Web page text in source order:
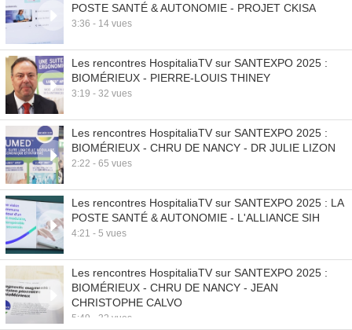
POSTE SANTÉ & AUTONOMIE - PROJET CKISA
3:36 - 14 vues
Les rencontres HospitaliaTV sur SANTEXPO 2025 :
BIOMÉRIEUX - PIERRE-LOUIS THINEY
3:19 - 32 vues
Les rencontres HospitaliaTV sur SANTEXPO 2025 :
BIOMÉRIEUX - CHRU DE NANCY - DR JULIE LIZON
2:22 - 65 vues
Les rencontres HospitaliaTV sur SANTEXPO 2025 : LA
POSTE SANTÉ & AUTONOMIE - L'ALLIANCE SIH
4:21 - 5 vues
Les rencontres HospitaliaTV sur SANTEXPO 2025 :
BIOMÉRIEUX - CHRU DE NANCY - JEAN
CHRISTOPHE CALVO
5:49 - 32 vues